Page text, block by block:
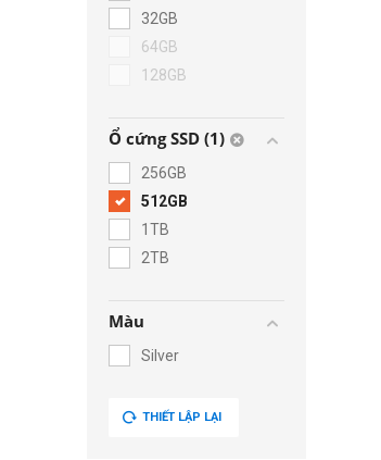
32GB
64GB
128GB
Ổ cứng SSD (1)
256GB
512GB
1TB
2TB
Màu
Silver
THIẾT LẬP LẠI